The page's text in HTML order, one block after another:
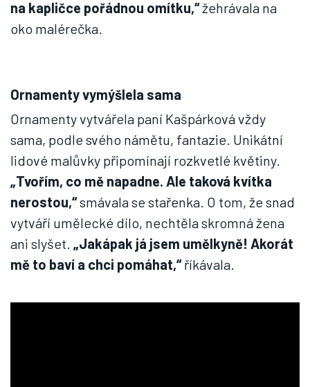
na kapličce pořádnou omítku,“žehrávala na
oko malérečka.
Ornamenty vymýšlela sama
Ornamenty vytvářela paní Kašpárková vždy
sama, podle svého námětu, fantazie. Unikátní
lidové malůvky připomínají rozkvetlé květiny.
„Tvořím, co mě napadne. Ale taková kvítka
nerostou,“smávala se stařenka. O tom, že snad
vytváří umělecké dílo, nechtěla skromná žena
ani slyšet. „Jakápak já jsem umělkyně! Akorát
mě to baví a chci pomáhat,“říkávala.